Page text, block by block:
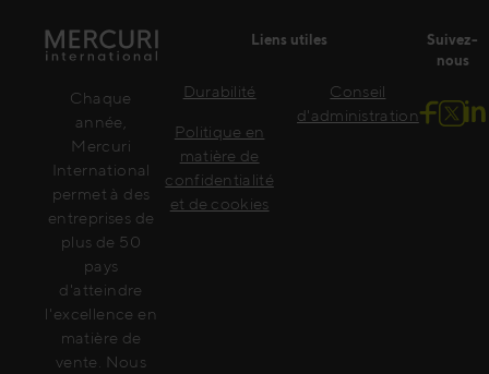
Chaque
année,
Mercuri
International
permet à des
entreprises de
plus de 50
pays
d'atteindre
l'excellence en
matière de
vente. Nous
Liens utiles
Durabilité
Politique en
matière de
confidentialité
et de cookies
Conseil
d'administration
Suivez-
nous